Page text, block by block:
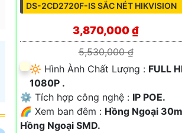
DS-2CD2720F-IS SẮC NÉT HIKVISION
3,870,000 ₫
5,530,000 ₫
🔆 Hình Ành Chất Lượng : FULL
1080P .
⚙ Tích hợp công nghệ : IP POE.
🌈 Xem ban đêm : Hồng Ngoại 30m
Hồng Ngoại SMD.